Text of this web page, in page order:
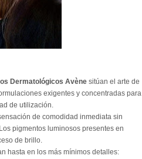
Dermatológicos Avène sitúan el arte de
exigentes y concentradas para
de utilización.
de comodidad inmediata sin
pigmentos luminosos presentes en
de brillo.
hasta en los más mínimos detalles: